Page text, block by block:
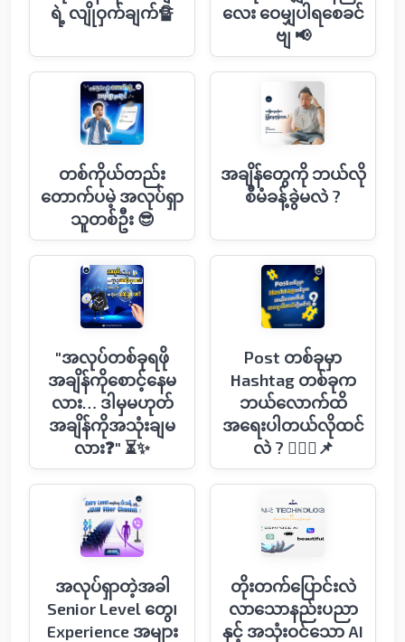
ရဲ့ လျိုဝှက်ချက်🔏
လေး ဝေမျှပါရစေခင်
ဗျ 📢
တစ်ကိုယ်တည်း
တောက်ပမဲ့ အလုပ်ရှာ
သူတစ်ဦး 😎
အချိန်တွေကို ဘယ်လို
စီမံခန့်ခွဲမလဲ ?
"အလုပ်တစ်ခုရဖို
အချိန်ကိုစောင့်နေမ
လား… ဒါမှမဟုတ်
အချိန်ကိုအသုံးချမ
လား❓" ⏳✨
Post တစ်ခုမှာ
Hashtag တစ်ခုက
ဘယ်လောက်ထိ
အရေးပါတယ်လိုထင်
လဲ ? 🤷🏻‍♂️📌
အလုပ်ရှာတဲ့အခါ
Senior Level တွေ၊
Experience အများ
တိုးတက်ပြောင်းလဲ
လာသောနည်းပညာ
နှင့် အသုံးဝင်သော AI